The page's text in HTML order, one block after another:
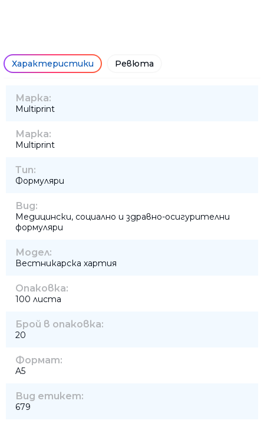
Характеристики Ревюта
Марка:
Multiprint
Марка:
Multiprint
Тип:
Формуляри
Вид:
Медицински, социално и здравно-осигурителни
формуляри
Модел:
Вестникарска хартия
Опаковка:
100 листа
Брой в опаковка:
20
Формат:
A5
Вид етикет:
679